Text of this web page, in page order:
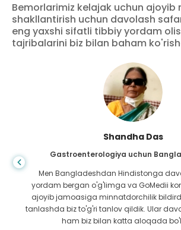
Bemorlarimiz kelajak uchun ajoyib
shakllantirish uchun davolash
eng yaxshi sifatli tibbiy yordam
tajribalarini biz bilan baham
Shandha Das
Gastroenterologiya uchun
Men Bangladeshdan Hindistonga
yordam bergan o'g'limga va GoMedii
ajoyib jamoasiga minnatdorchilik
tanlashda biz to'g'ri tanlov qildik. Ular
ham biz bilan katta aloqada